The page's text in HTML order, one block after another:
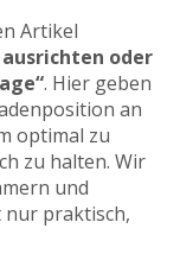
Artikel
ausrichten oder
. Hier geben
an
optimal zu
zu halten. Wir
und
nur praktisch,